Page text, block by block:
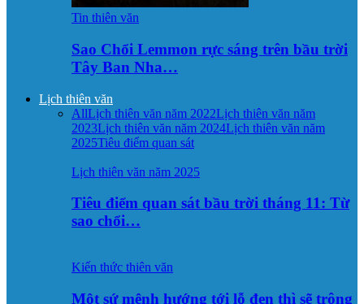
Tin thiên văn
Sao Chổi Lemmon rực sáng trên bầu trời
Tây Ban Nha…
Lịch thiên văn
AllLịch thiên văn năm 2022Lịch thiên văn năm
2023Lịch thiên văn năm 2024Lịch thiên văn năm
2025Tiêu điểm quan sát
Lịch thiên văn năm 2025
Tiêu điểm quan sát bầu trời tháng 11: Từ
sao chổi…
Kiến thức thiên văn
Một sứ mệnh hướng tới lỗ đen thì sẽ trông